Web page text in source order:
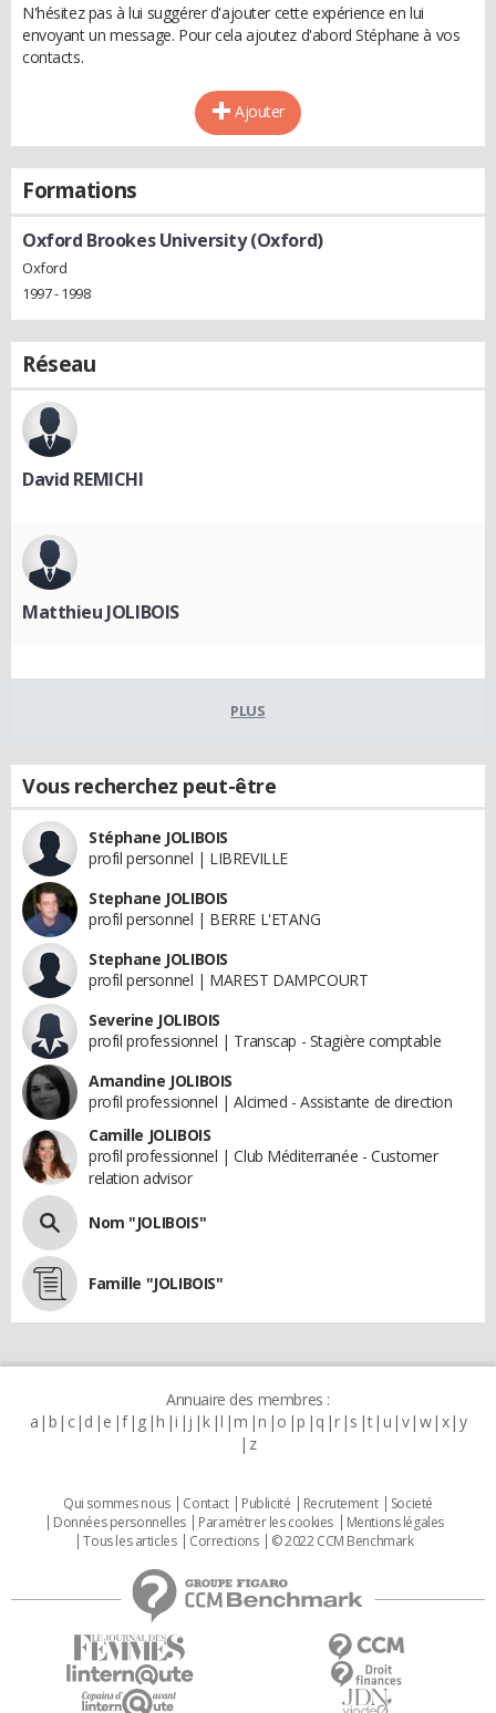
N'hésitez pas à lui suggérer d'ajouter cette expérience en lui
envoyant un message. Pour cela ajoutez d'abord Stéphane à vos
contacts.
Ajouter
Formations
Oxford Brookes University (Oxford)
Oxford
1997 - 1998
Réseau
David REMICHI
Matthieu JOLIBOIS
PLUS
Vous recherchez peut-être
Stéphane JOLIBOIS
profil personnel | LIBREVILLE
Stephane JOLIBOIS
profil personnel | BERRE L'ETANG
Stephane JOLIBOIS
profil personnel | MAREST DAMPCOURT
Severine JOLIBOIS
profil professionnel | Transcap - Stagière comptable
Amandine JOLIBOIS
profil professionnel | Alcimed - Assistante de direction
Camille JOLIBOIS
profil professionnel | Club Méditerranée - Customer
relation advisor
Nom "JOLIBOIS"
Famille "JOLIBOIS"
Annuaire des membres :
a b c d e f g h i j k l m n o p q r s t u v w x y
z
Qui sommes nous Contact Publicité Recrutement
Societé
Données personnelles
Paramétrer les cookies
Mentions légales
Tous les articles
Corrections © 2022 CCM Benchmark